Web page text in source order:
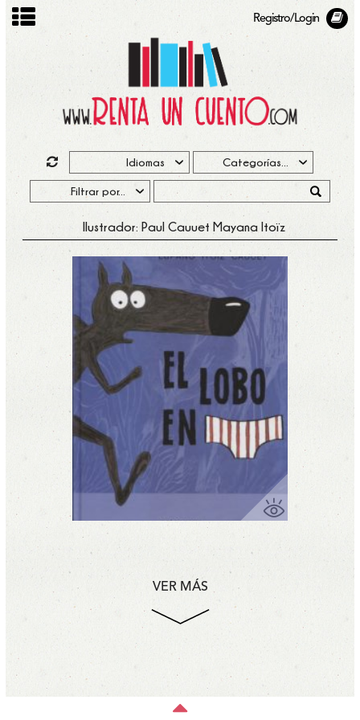
Registro/Login
Ilustrador: Paul Cauuet Mayana Itoïz
VER MÁS